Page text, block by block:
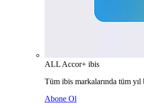
ALL Accor+ ibis
Tüm ibis markalarında tüm
Abone Ol